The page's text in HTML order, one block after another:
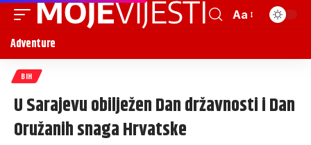
Aa
Adventure
BIH
U Sarajevu obilježen Dan državnosti i Dan
Oružanih snaga Hrvatske